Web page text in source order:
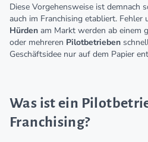
Diese Vorgehensweise ist demnach
auch im Franchising etabliert. Fehler
Hürden am Markt werden ab einem
oder mehreren Pilotbetrieben
Geschäftsidee nur auf dem Papier
Was ist ein
Franchising?